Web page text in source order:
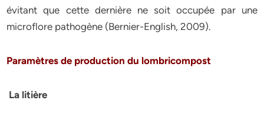
évitant que cette dernière ne soit occupée par une
microflore pathogène (Bernier-English, 2009).
Paramètres de production du lombricompost
La litière